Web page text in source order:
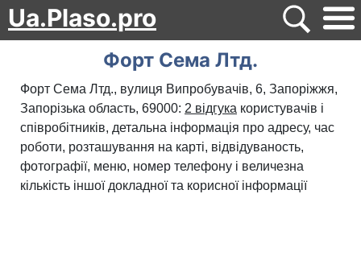
Ua.Plaso.pro
Форт Сема Лтд.
Форт Сема Лтд., вулиця Випробувачів, 6, Запоріжжя,
Запорізька область, 69000: 2 відгука користувачів і
співробітників, детальна інформація про адресу, час
роботи, розташування на карті, відвідуваность,
фотографії, меню, номер телефону і величезна
кількість іншої докладної та корисної інформації